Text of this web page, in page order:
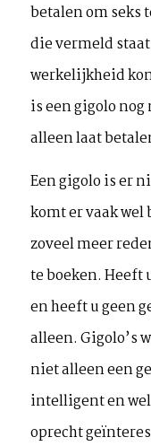
betalen om seks
die vermeld
werkelijkheid
is een gigolo
alleen laat
Een gigolo is er
komt er vaak
zoveel meer
te boeken. Heeft
en heeft u geen
alleen. Gigolo’s
niet alleen een
intelligent en
oprecht